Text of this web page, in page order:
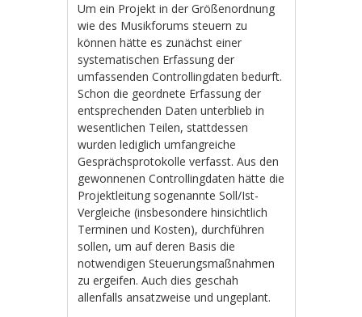
Um ein Projekt in der Größenordnung
wie des Musikforums steuern zu
können hätte es zunächst einer
systematischen Erfassung der
umfassenden Controllingdaten bedurft.
Schon die geordnete Erfassung der
entsprechenden Daten unterblieb in
wesentlichen Teilen, stattdessen
wurden lediglich umfangreiche
Gesprächsprotokolle verfasst. Aus den
gewonnenen Controllingdaten hätte die
Projektleitung sogenannte Soll/Ist-
Vergleiche (insbesondere hinsichtlich
Terminen und Kosten), durchführen
sollen, um auf deren Basis die
notwendigen Steuerungsmaßnahmen
zu ergeifen. Auch dies geschah
allenfalls ansatzweise und ungeplant.